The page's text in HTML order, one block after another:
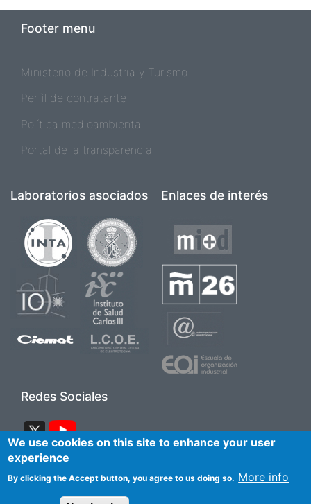
Footer menu
Ministerio de Industria y Turismo
Perfil de contratante
Política medioambiental
Portal de la transparencia
Laboratorios asociados
Image Image
Image Image
Image Image
Enlaces de interés
Image
Image
Image
Redes Sociales
ImageImage
Pie de página 2
Accesibilidad Aviso Legal
Contacto
We use cookies on this site to enhance your user
experience
By clicking the Accept button, you agree to us doing so. More info